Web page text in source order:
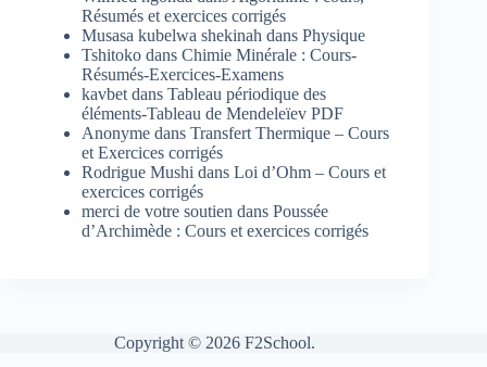
Résumés et exercices corrigés
Musasa kubelwa shekinah dans Physique
Tshitoko dans Chimie Minérale : Cours-
Résumés-Exercices-Examens
kavbet dans Tableau périodique des
éléments-Tableau de Mendeleïev PDF
Anonyme dans Transfert Thermique – Cours
et Exercices corrigés
Rodrigue Mushi dans Loi d’Ohm – Cours et
exercices corrigés
merci de votre soutien dans Poussée
d’Archimède : Cours et exercices corrigés
Copyright © 2026 F2School.